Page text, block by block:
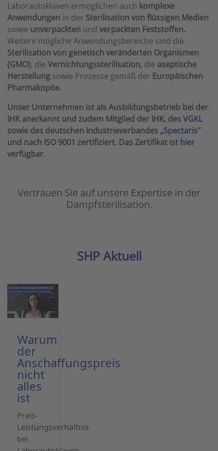
Laborautoklaven ermöglichen auch komplexe
Anwendungen in der Sterilisation von flüssigen Medien
sowie unverpackten und verpackten Feststoffen.
Weitere mögliche Anwendungsbereiche sind die
Sterilisation von genetisch veränderten Organismen
(GMO), die Vernichtungssterilisation, die aseptische
Herstellung sowie Prozesse gemäß der Europäischen
Pharmakopöe.
Unser Unternehmen ist als Ausbildungsbetrieb bei der
IHK anerkannt und zudem Mitglied der IHK, desVGKL
sowie des deutschen Industrieverbandes „Spectaris"
und nach ISO 9001 zertifiziert. Das Zertifikat ist hier
verfügbar.
Vertrauen Sie auf unsere Expertise in der
Dampfsterilisation.
SHP Aktuell
Warum
der
Anschaffungspreis
nicht
alles
ist
Preis-
Leistungsverhältnis
bei